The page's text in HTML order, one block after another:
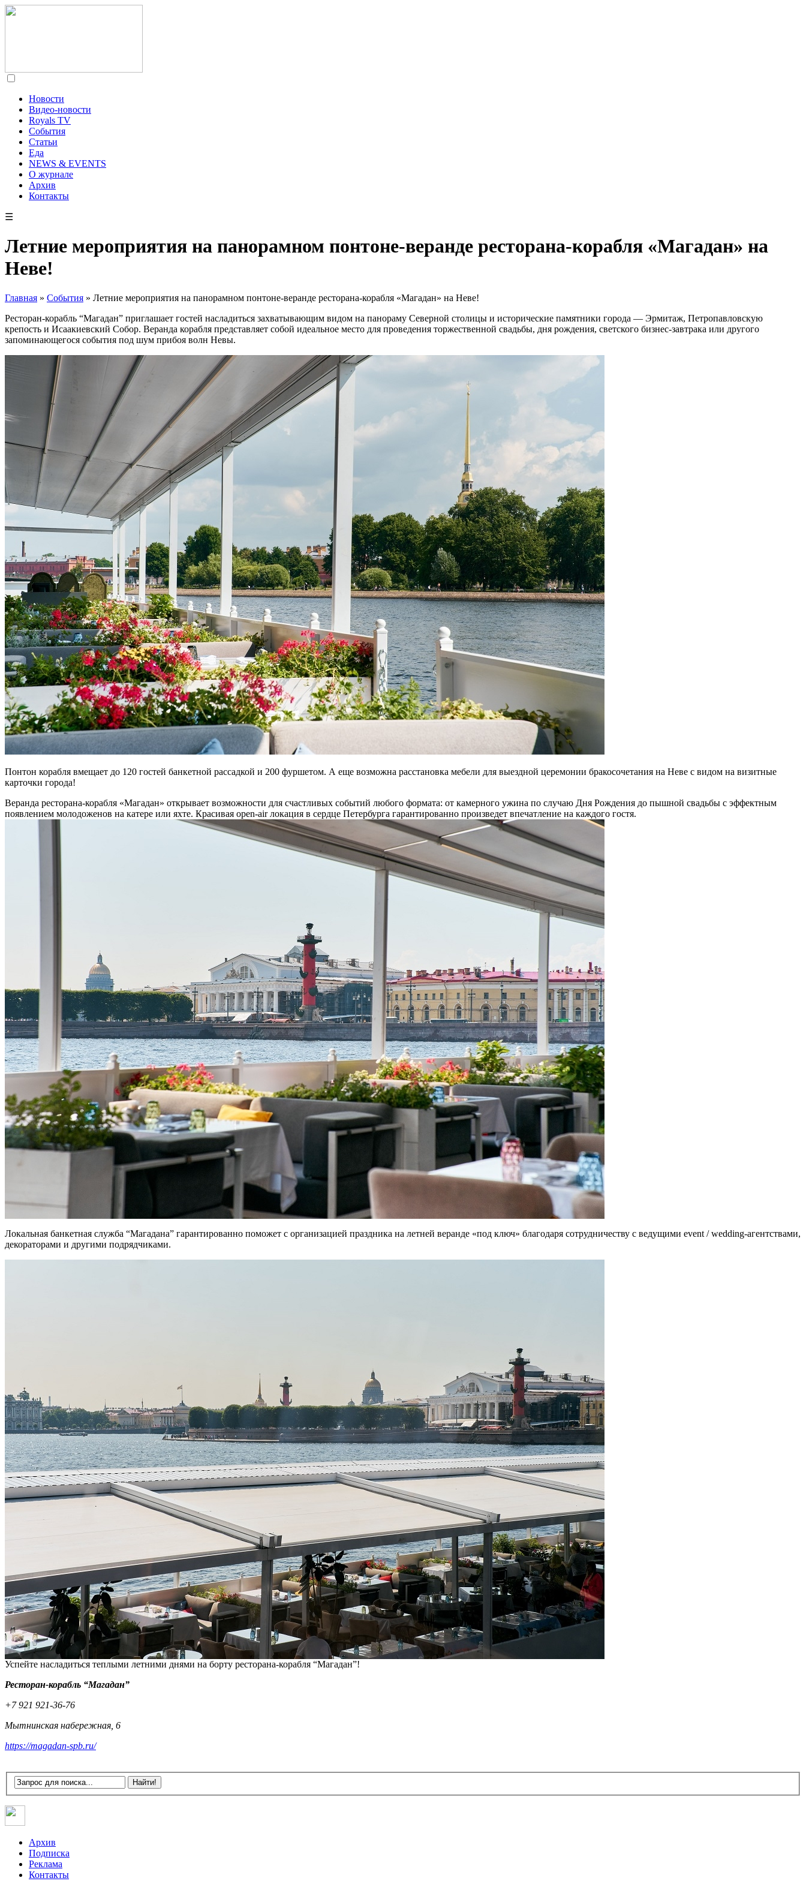
Новости
Видео-новости
Royals TV
События
Статьи
Еда
NEWS & EVENTS
О журнале
Архив
Контакты
☰
Летние мероприятия на панорамном понтоне-веранде ресторана-корабля «Магадан» на
Неве!
Главная » События » Летние мероприятия на панорамном понтоне-веранде ресторана-корабля «Магадан» на Неве!
Ресторан-корабль “Магадан” приглашает гостей насладиться захватывающим видом на панораму Северной столицы и исторические памятники города — Эрмитаж, Петропавловскую
крепость и Исаакиевский Собор. Веранда корабля представляет собой идеальное место для проведения торжественной свадьбы, дня рождения, светского бизнес-завтрака или другого
запоминающегося события под шум прибоя волн Невы.
Понтон корабля вмещает до 120 гостей банкетной рассадкой и 200 фуршетом. А еще возможна расстановка мебели для выездной церемонии бракосочетания на Неве с видом на визитные
карточки города!
Веранда ресторана-корабля «Магадан» открывает возможности для счастливых событий любого формата: от камерного ужина по случаю Дня Рождения до пышной свадьбы с эффектным
появлением молодоженов на катере или яхте. Красивая open-air локация в сердце Петербурга гарантированно произведет впечатление на каждого гостя.
Локальная банкетная служба “Магадана” гарантированно поможет с организацией праздника на летней веранде «под ключ» благодаря сотрудничеству с ведущими event / wedding-агентствами,
декораторами и другими подрядчиками.
Успейте насладиться теплыми летними днями на борту ресторана-корабля “Магадан”!
Ресторан-корабль “Магадан”
+7 921 921-36-76
Мытнинская набережная, 6
https://magadan-spb.ru/
Архив
Подписка
Реклама
Контакты